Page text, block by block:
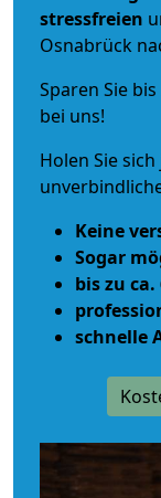
stressfreien
Osnabrück
Sparen Sie
bei uns!
Holen Sie
Keine
Sogar
bis zu ca.
schnelle